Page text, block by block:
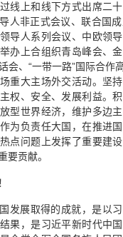
线上和线下方式出席二
人非正式会议、联合国
导人系列会议、中欧领
办上合组织青岛峰会、
会、“一带一路”国际合作
重大主场外交活动。坚
权、安全、发展利益。
型世界经济，维护多边
为负责任大国，在推进
点问题上发挥了重要建
要贡献。
发展取得的成就，是以
果，是习近平新时代中